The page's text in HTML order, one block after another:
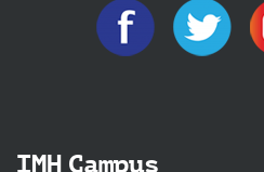
IMH Campus